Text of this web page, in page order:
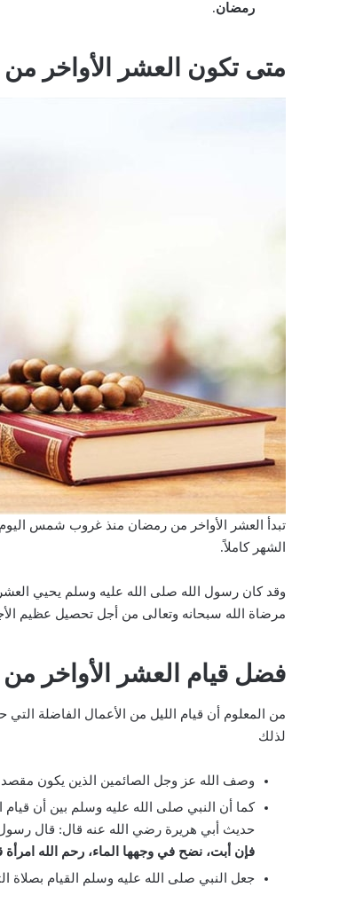
رمضان.
متى تكون العشر الأواخر
الشهر كاملاً.
وقد كان رسول الله صلى الله عليه وسلم يحيي
مرضاة الله سبحانه وتعالى من أجل تحصيل عظيم
فضل قيام العشر الأواخر
من المعلوم أن قيام الليل من الأعمال الفاضلة
لذلك
وصف الله عز وجل الصائمين الذين يكون
كما أن النبي صلى الله عليه وسلم بين أن
حديث أبي هريرة رضي الله عنه قال: قال
فإن أبت، نضح في وجهها الماء، رحم الله
جعل النبي صلى الله عليه وسلم القيام بصلاة